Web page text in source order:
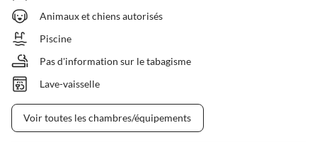
Animaux et chiens autorisés
Piscine
Pas d'information sur le tabagisme
Lave-vaisselle
Voir toutes les chambres/équipements